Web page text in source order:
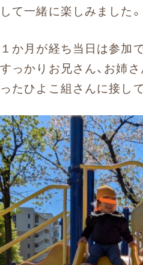
して一緒に楽しみました。
１か月が経ち当日は参加
すっかりお兄さん、お姉
ったひよこ組さんに接し